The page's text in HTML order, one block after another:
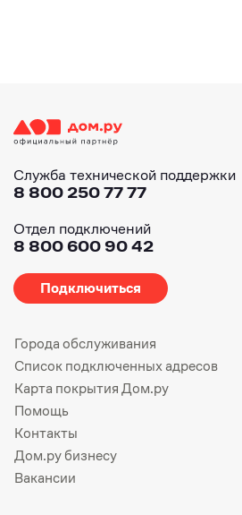
Служба технической поддержки
8 800 250 77 77
Отдел подключений
8 800 600 90 42
Подключиться
Города обслуживания
Список подключенных адресов
Карта покрытия Дом.ру
Помощь
Контакты
Дом.ру бизнесу
Вакансии